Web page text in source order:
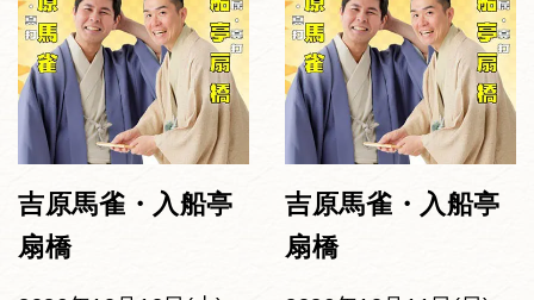
吉原馬雀・入船亭
扇橋
吉原馬雀・入船亭
扇橋